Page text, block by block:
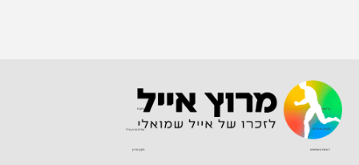
כתבות
אודות מרוץ אייל
תקנון מרוץ
הרשמה
מקצים ומחירים
רשימת משתתפים